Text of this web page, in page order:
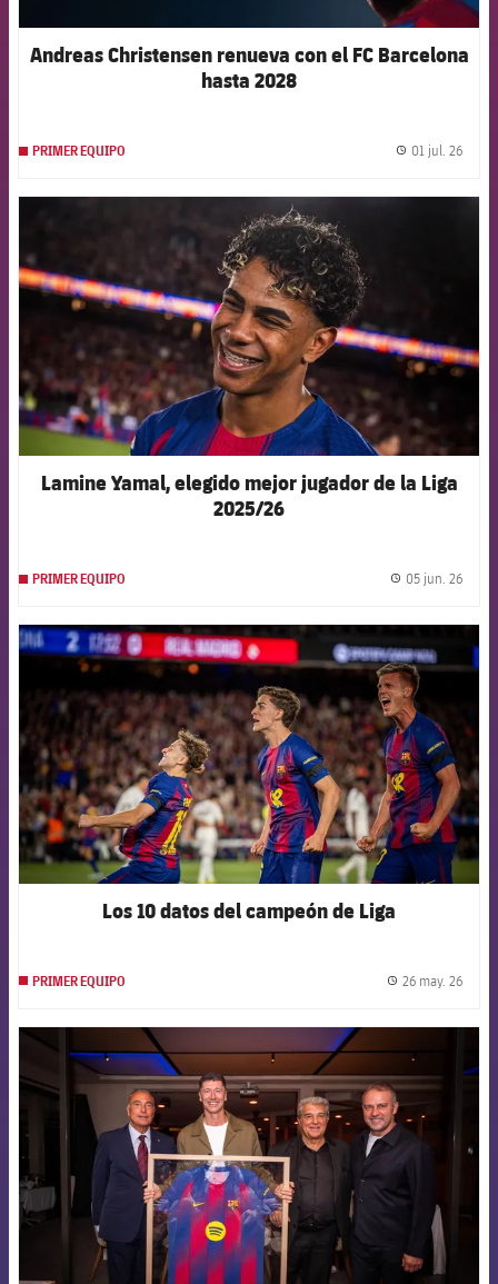
Andreas Christensen renueva con el FC Barcelona
hasta 2028
PRIMER EQUIPO 01 jul. 26
FCB Barcelona badge
Lamine Yamal, elegido mejor jugador de la Liga
2025/26
PRIMER EQUIPO 05 jun. 26
FCB Barcelona badge
Los 10 datos del campeón de Liga
PRIMER EQUIPO 26 may. 26
FCB Barcelona badge